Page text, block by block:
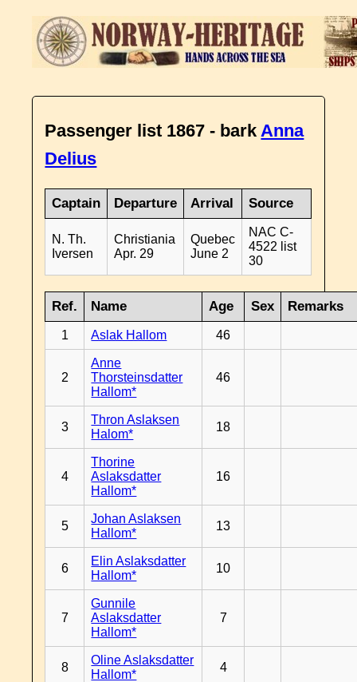
Passenger list 1867 - barkAnna
Delius
Captain Departure Arrival Source
N. Th.
Iversen
Christiania
Apr. 29
Quebec
June 2
NAC C-
4522 list
30
Ref. Name Age Sex Remarks
1 Aslak Hallom 46
2
Anne
Thorsteinsdatter
Hallom*
46
3
Thron Aslaksen
Halom*
18
4
Thorine
Aslaksdatter
Hallom*
16
5
Johan Aslaksen
Hallom*
13
6
Elin Aslaksdatter
Hallom*
10
7
Gunnile
Aslaksdatter
Hallom*
7
8
Oline Aslaksdatter
Hallom*
4